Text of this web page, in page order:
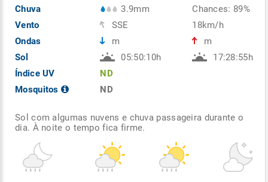
Chuva
Vento
Ondas
Sol
Índice UV
Mosquitos
3.9mm
SSE
m
05:50:10h
ND
ND
Chances: 89%
18km/h
m
17:28:55h
Sol com algumas nuvens e chuva passageira durante o
dia. À noite o tempo fica firme.